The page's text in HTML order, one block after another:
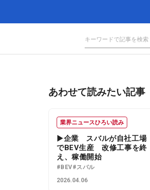
あわせて読みたい記事
業界ニュースひろい読み
▶企業 スバルが自社工場
でBEV生産 改修工事を終
え、稼働開始
#BEV#スバル
2026.04.06